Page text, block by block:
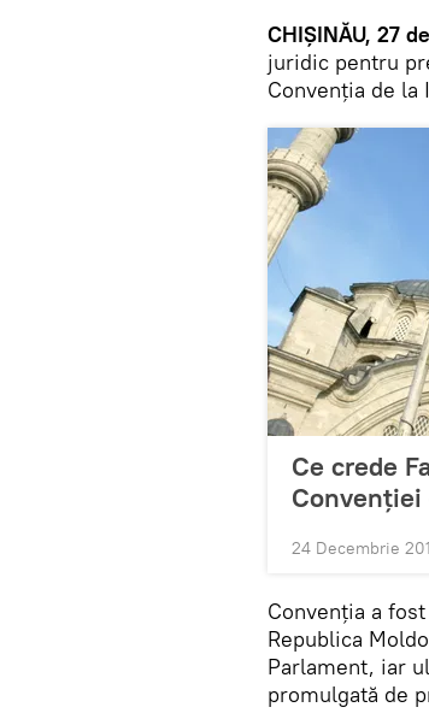
CHIȘINĂU, 27
juridic pentru
Convenția de la
Ce crede
24 Decembrie
Convenția a
Republica
Parlament, iar
promulgată de